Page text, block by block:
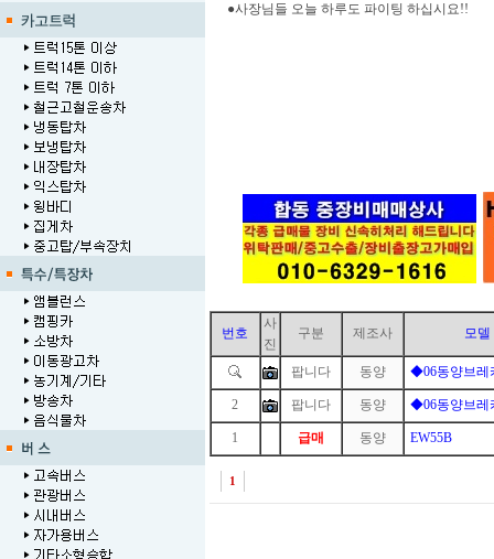
●사장님들 오늘 하루도 파이팅 하십시
번호
사
진
구분 제조사 모델
팝니다 동양 ◆06동양브레
2 팝니다 동양 ◆06동양브레
1 급매 동양 EW55B
1